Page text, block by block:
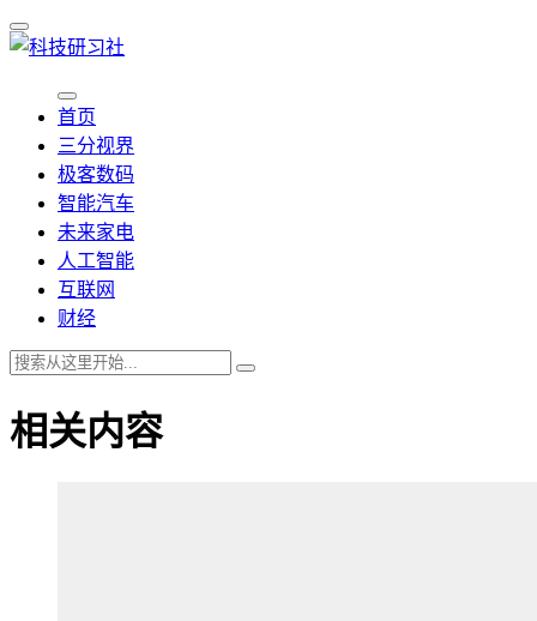
首页
三分视界
极客数码
智能汽车
未来家电
人工智能
互联网
财经
相关内容